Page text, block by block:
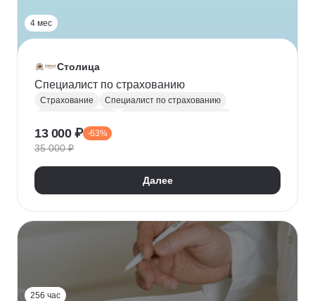
4 мес
Столица
Специалист по страхованию
Страхование
Специалист по страхованию
Продажи
Привлечение клиентов
Оценка ущерба
13 000 ₽ -63%
35 000 ₽
Далее
256 час